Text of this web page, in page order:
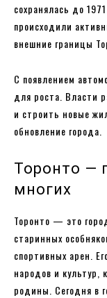
сохранялась до
происходили
внешние границы
С появлением
для роста. Власти
и строить новые
обновление города.
Торонто —
многих
Торонто — это
старинных
спортивных арен.
народов и культур,
родины. Сегодня в